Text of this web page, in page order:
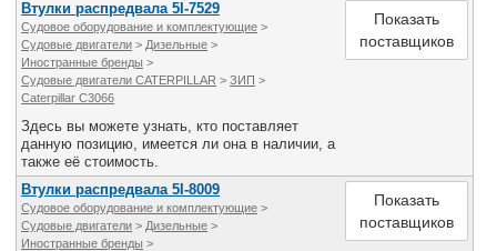
Втулки распредвала 5I-7529
Судовое оборудование и комплектующие >
Судовые двигатели > Дизельные >
Иностранные бренды >
Судовые двигатели CATERPILLAR > ЗИП >
Caterpillar C3066
Здесь вы можете узнать, кто поставляет
данную позицию, имеется ли она в наличии, а
также её стоимость.
Показать
поставщиков
Втулки распредвала 5I-8009
Судовое оборудование и комплектующие >
Судовые двигатели > Дизельные >
Иностранные бренды >
Показать
поставщиков